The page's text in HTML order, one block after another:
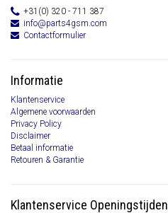
+31(0) 320 - 711 387
info@parts4gsm.com
Contactformulier
Informatie
Klantenservice
Algemene voorwaarden
Privacy Policy
Disclaimer
Betaal informatie
Retouren & Garantie
Klantenservice Openingstijden